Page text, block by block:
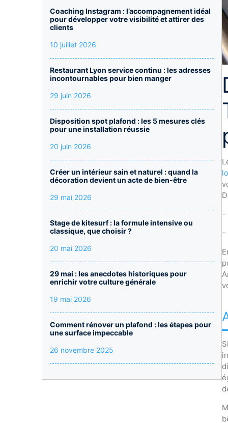
Coaching Instagram : l’accompagnement idéal
pour développer votre visibilité et attirer des
clients
10 juillet 2026
Restaurant Lyon service continu : les adresses
incontournables pour bien manger
29 juin 2026
Disposition spot plafond : les 5 mesures clés
pour une installation réussie
20 juin 2026
Créer un intérieur sain et naturel : quand la
décoration devient un acte de bien-être
29 mai 2026
Stage de kitesurf : la formule intensive ou
classique, que choisir ?
20 mai 2026
29 mai : les anecdotes historiques pour
enrichir votre culture générale
19 mai 2026
Comment rénover un plafond : les étapes pour
une surface impeccable
26 novembre 2025
–
–